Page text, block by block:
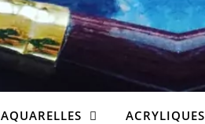
AQUARELLES ACRYLIQUES